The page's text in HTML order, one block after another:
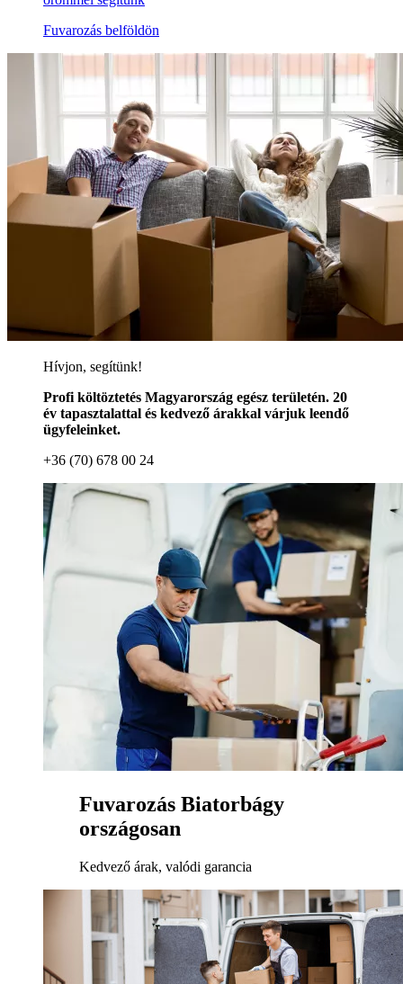
Fuvarozás belföldön
Hívjon, segítünk!
Profi költöztetés Magyarország egész területén. 20
év tapasztalattal és kedvező árakkal várjuk leendő
ügyfeleinket.
+36 (70) 678 00 24
Fuvarozás Biatorbágy
országosan
Kedvező árak, valódi garancia